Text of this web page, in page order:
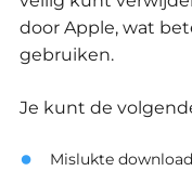
door Apple, wat
gebruiken.
Je kunt de
Mislukte